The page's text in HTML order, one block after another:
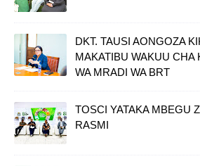
DKT. TAUSI AONGOZA
MAKATIBU WAKUU CHA
WA MRADI WA BRT
TOSCI YATAKA MBEGU
RASMI